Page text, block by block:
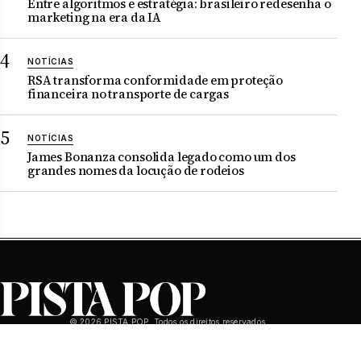
marketing na era da IA
NOTÍCIAS
RSA transforma conformidade em proteção
financeira no transporte de cargas
NOTÍCIAS
James Bonanza consolida legado como um dos
grandes nomes da locução de rodeios
© 2026 PISTA POP. Todos os direitos reservados.